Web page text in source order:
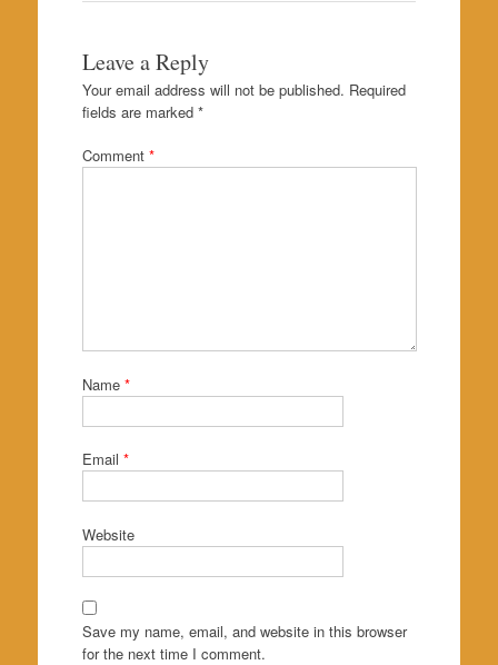
Leave a Reply
Your email address will not be published. Required
fields are marked *
Comment *
Name *
Email *
Website
Save my name, email, and website in this browser
for the next time I comment.